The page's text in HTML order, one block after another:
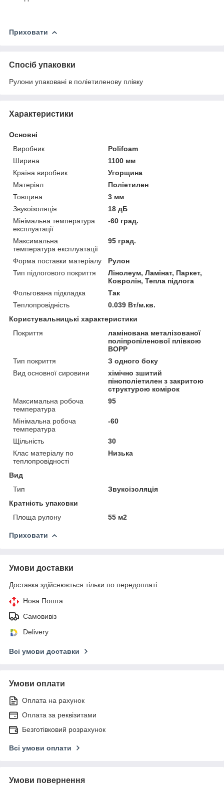
Приховати
Спосіб упаковки
Рулони упаковані в поліетиленову плівку
Характеристики
Основні
Виробник
Polifoam
Ширина
1100 мм
Країна виробник
Угорщина
Матеріал
Поліетилен
Товщина
3 мм
Звукоізоляція
18 дБ
Мінімальна температура
експлуатації
-60 град.
Максимальна
температура експлуатації
95 град.
Форма поставки матеріалу
Рулон
Тип підлогового покриття
Лінолеум, Ламінат, Паркет,
Ковролін, Тепла підлога
Фольгована підкладка
Так
Теплопровідність
0.039 Вт/м.кв.
Користувальницькі характеристики
Покриття
ламінована металізованої
поліпропіленової плівкою
BOPP
Тип покриття
З одного боку
Вид основної сировини
хімічно зшитий
пінополіетилен з закритою
структурою комірок
Максимальна робоча
температура
95
Мінімальна робоча
температура
-60
Щільність
30
Клас матеріалу по
теплопровідності
Низька
Вид
Тип
Звукоізоляція
Кратність упаковки
Площа рулону
55 м2
Приховати
Умови доставки
Доставка здійснюється тільки по передоплаті.
Нова Пошта
Самовивіз
Delivery
Всі умови доставки
Умови оплати
Оплата на рахунок
Оплата за реквізитами
Безготівковий розрахунок
Всі умови оплати
Умови повернення